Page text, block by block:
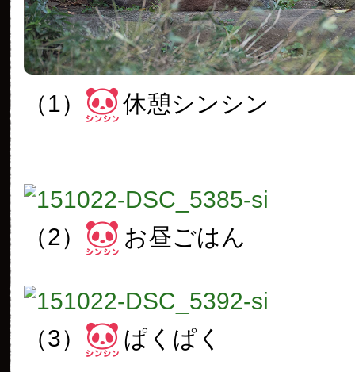
（1） 休憩シンシン
（2） お昼ごはん
（3） ぱくぱく